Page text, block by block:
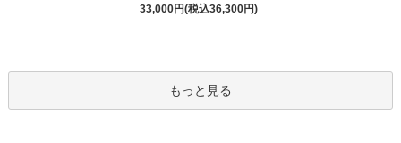
33,000円(税込36,300円)
もっと見る